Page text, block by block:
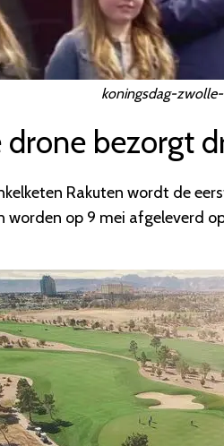
koningsdag-
drone bezorgt
Rakuten wordt de
worden op 9 mei afgeleverd